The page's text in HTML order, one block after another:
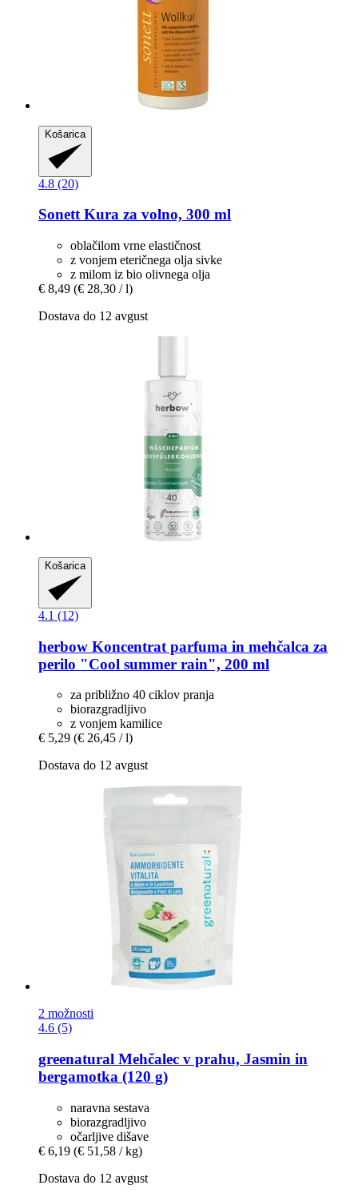
Košarica
4.8 (20)
SonettKura za volno, 300 ml
oblačilom vrne elastičnost
z vonjem eteričnega olja sivke
z milom iz bio olivnega olja
€ 8,49 (€ 28,30 / l)
Dostava do 12 avgust
Košarica
4.1 (12)
herbow Koncentrat parfuma in mehčalca za
perilo "Cool summer rain", 200 ml
za približno 40 ciklov pranja
biorazgradljivo
z vonjem kamilice
€ 5,29 (€ 26,45 / l)
Dostava do 12 avgust
2 možnosti
4.6 (5)
greenatural Mehčalec v prahu, Jasmin in
bergamotka (120 g)
naravna sestava
biorazgradljivo
očarljive dišave
€ 6,19 (€ 51,58 / kg)
Dostava do 12 avgust